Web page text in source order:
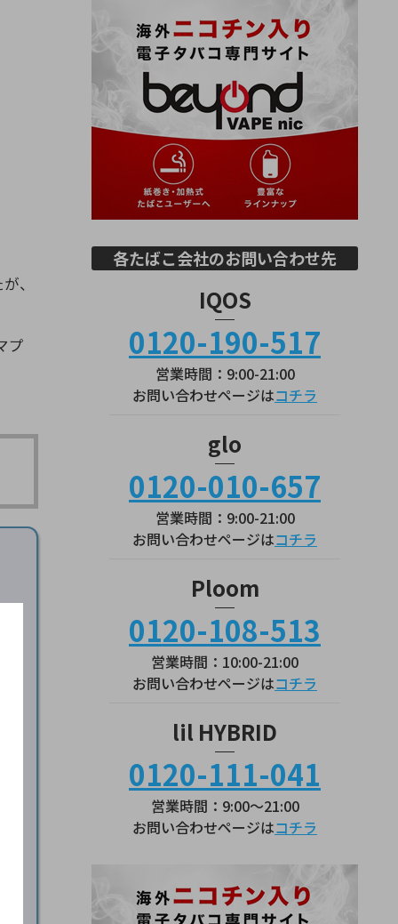
、
プ
各たばこ会社のお問い合わせ先
IQOS
0120-190-517
営業時間：9:00-21:00
お問い合わせページはコチラ
glo
0120-010-657
営業時間：9:00-21:00
お問い合わせページはコチラ
Ploom
0120-108-513
営業時間：10:00-21:00
お問い合わせページはコチラ
lil HYBRID
0120-111-041
営業時間：9:00～21:00
お問い合わせページはコチラ